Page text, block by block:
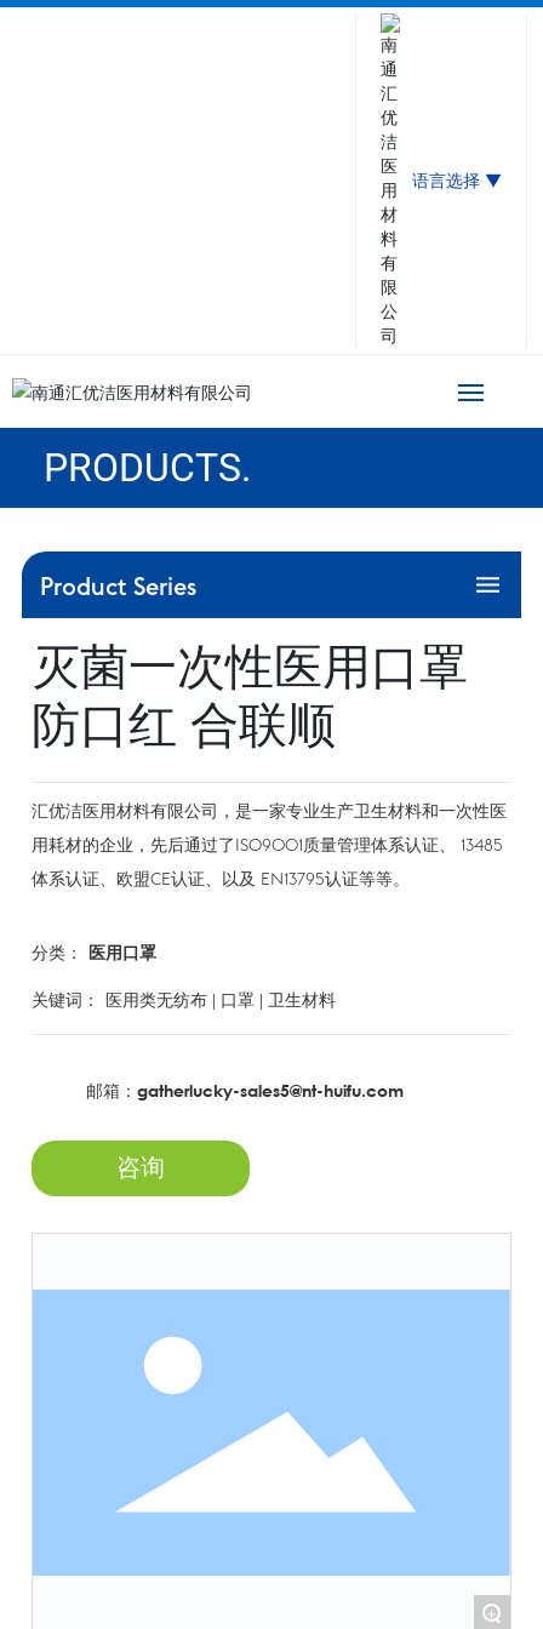
语言选择 ▼
网站首页
产品中心
生产工艺
售后服务
媒体资讯
VR
PRODUCTS.
Product Series
灭菌一次性医用口罩
防口红 合联顺
汇优洁医用材料有限公司，是一家专业生产卫生材料和一次性医
用耗材的企业，先后通过了ISO9001质量管理体系认证、 13485
体系认证、欧盟CE认证、以及 EN13795认证等等。
分类： 医用口罩
关键词： 医用类无纺布 | 口罩 | 卫生材料
邮箱：gatherlucky-sales5@nt-huifu.com
咨询
+